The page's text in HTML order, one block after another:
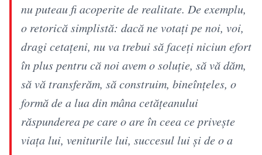
nu puteau fi acoperite de realitate. De exemplu,
o retorică simplistă: dacă ne votaţi pe noi, voi,
dragi cetaţeni, nu va trebui să faceţi niciun efort
în plus pentru că noi avem o soluţie, să vă dăm,
să vă transferăm, să construim, bineînţeles, o
formă de a lua din mâna cetăţeanului
răspunderea pe care o are în ceea ce priveşte
viaţa lui, veniturile lui, succesul lui şi de o a